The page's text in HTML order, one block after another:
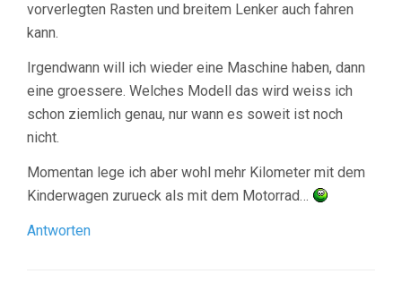
vorverlegten Rasten und breitem Lenker auch fahren
kann.
Irgendwann will ich wieder eine Maschine haben, dann
eine groessere. Welches Modell das wird weiss ich
schon ziemlich genau, nur wann es soweit ist noch
nicht.
Momentan lege ich aber wohl mehr Kilometer mit dem
Kinderwagen zurueck als mit dem Motorrad…
Antworten